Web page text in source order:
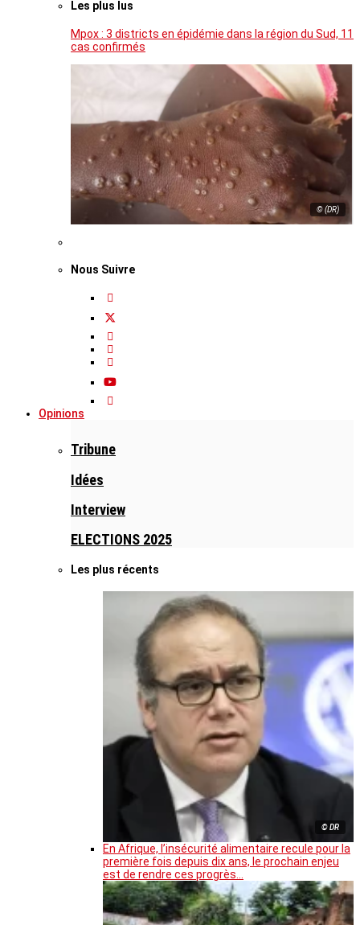
Les plus lus
Mpox : 3 districts en épidémie dans la région du Sud, 11
cas confirmés
© (DR)
Nous Suivre
Opinions
Tribune
Idées
Interview
ELECTIONS 2025
Les plus récents
© DR
En Afrique, l’insécurité alimentaire recule pour la
première fois depuis dix ans, le prochain enjeu
est de rendre ces progrès…